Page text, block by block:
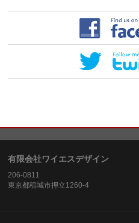
有限会社ワイエスデザイン
206-0811
東京都稲城市押立1260-4